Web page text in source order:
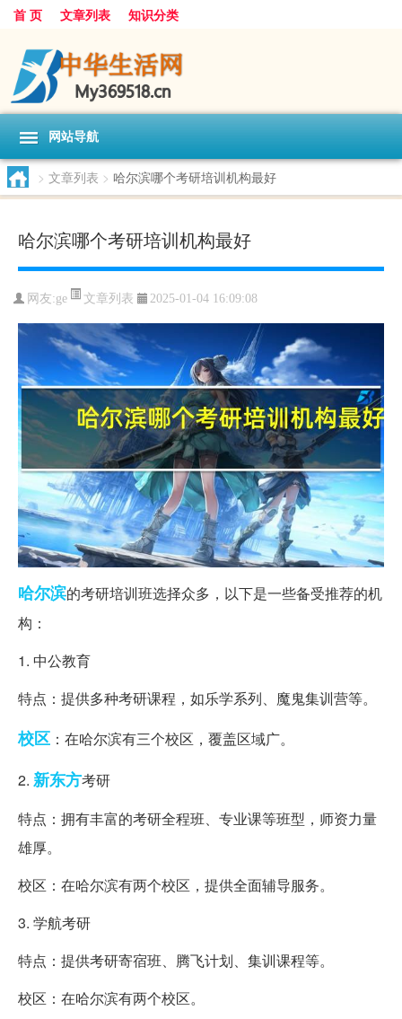
首 页 文章列表 知识分类
网站导航
> 文章列表 > 哈尔滨哪个考研培训机构最好
哈尔滨哪个考研培训机构最好
网友:ge 文章列表 2025-01-04 16:09:08
哈尔滨的考研培训班选择众多，以下是一些备受推荐的机
构：
1. 中公教育
特点：提供多种考研课程，如乐学系列、魔鬼集训营等。
校区 ：在哈尔滨有三个校区，覆盖区域广。
2. 新东方考研
特点：拥有丰富的考研全程班、专业课等班型，师资力量
雄厚。
校区：在哈尔滨有两个校区，提供全面辅导服务。
3. 学航考研
特点：提供考研寄宿班、腾飞计划、集训课程等。
校区：在哈尔滨有两个校区。